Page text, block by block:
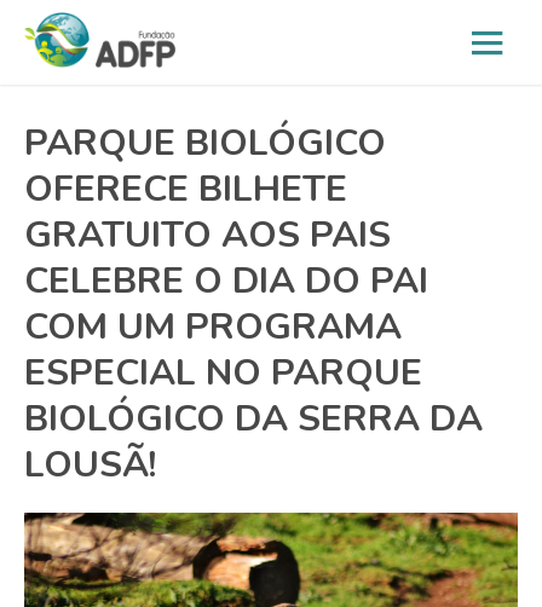
PARQUE BIOLÓGICO
OFERECE BILHETE
GRATUITO AOS PAIS
CELEBRE O DIA DO PAI
COM UM PROGRAMA
ESPECIAL NO PARQUE
BIOLÓGICO DA SERRA DA
LOUSÃ!